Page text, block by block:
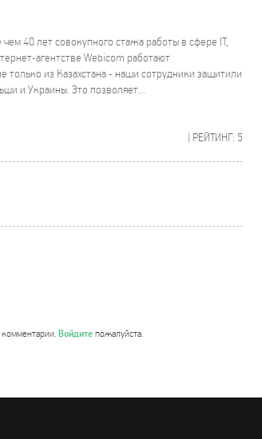
40 лет совокупного стажа работы в сфере IT,
агентстве Webicom работают
только из Казахстана - наши сотрудники защитили
и Украины. Это позволяет...
| РЕЙТИНГ: 5
Войдитепожалуйста.